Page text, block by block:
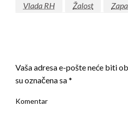
Vlada RH
Žalost
Vaša adresa e-pošte neće biti
su označena sa*
Komentar